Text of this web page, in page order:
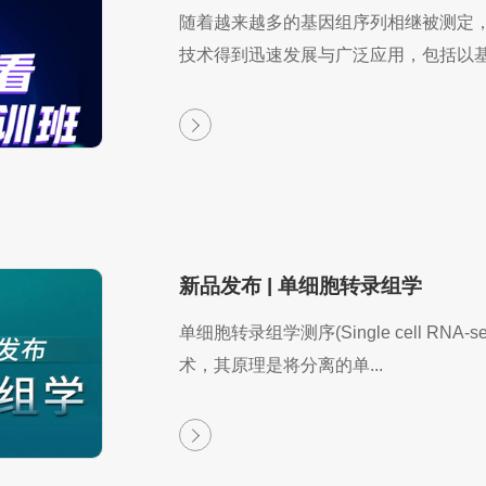
随着越来越多的基因组序列相继被测定
技术得到迅速发展与广泛应用，包括以
新品发布 | 单细胞转录组学
单细胞转录组学测序(Single cell RNA-
术，其原理是将分离的单...